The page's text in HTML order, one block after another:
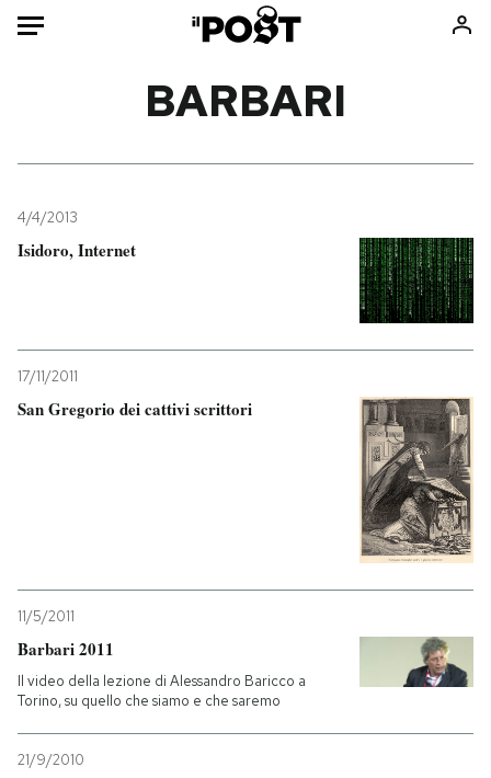
Mondo
Politica
Cultura
Economia
Consumismi
Ok Boomer!
Mondiali calcio 2026
NEWSLETTER
I MIEI PREFERITI
SHOP
BARBARI
4/4/2013
Isidoro, Internet
17/11/2011
San Gregorio dei cattivi scrittori
11/5/2011
Barbari 2011
Il video della lezione di Alessandro Baricco a
Torino, su quello che siamo e che saremo
21/9/2010